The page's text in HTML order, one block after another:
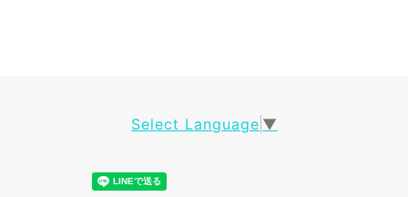
Select Language ▼